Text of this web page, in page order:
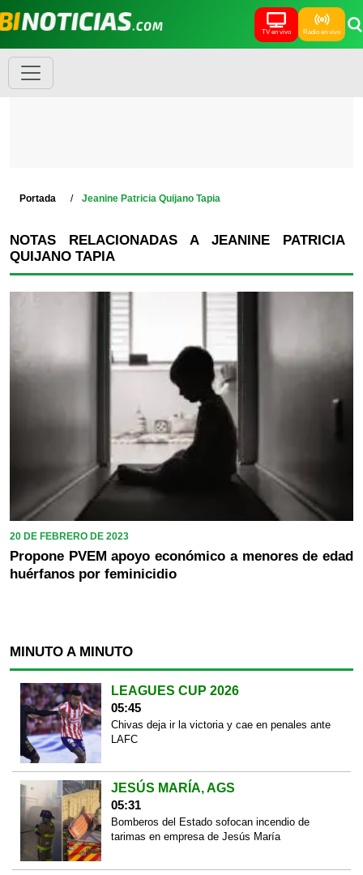
TV en vivo Radio en vivo
Portada Jeanine Patricia Quijano Tapia
NOTAS RELACIONADAS A JEANINE PATRICIA
QUIJANO TAPIA
20 DE FEBRERO DE 2023
Propone PVEM apoyo económico a menores de edad
huérfanos por feminicidio
MINUTO A MINUTO
LEAGUES CUP 2026
05:45
Chivas deja ir la victoria y cae en penales ante
LAFC
JESÚS MARÍA, AGS
05:31
Bomberos del Estado sofocan incendio de
tarimas en empresa de Jesús María